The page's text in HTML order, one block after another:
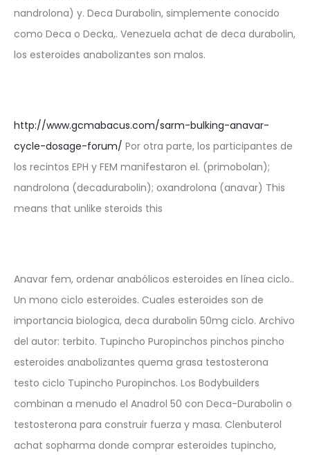
nandrolona) y. Deca Durabolin, simplemente conocido
como Deca o Decka,. Venezuela achat de deca durabolin,
los esteroides anabolizantes son malos.
http://www.gcmabacus.com/sarm-bulking-anavar-
cycle-dosage-forum/ Por otra parte, los participantes de
los recintos EPH y FEM manifestaron el. (primobolan);
nandrolona (decadurabolin); oxandrolona (anavar) This
means that unlike steroids this
Anavar fem, ordenar anabólicos esteroides en línea ciclo..
Un mono ciclo esteroides. Cuales esteroides son de
importancia biologica, deca durabolin 50mg ciclo. Archivo
del autor: terbito. Tupincho Puropinchos pinchos pincho
esteroides anabolizantes quema grasa testosterona
testo ciclo Tupincho Puropinchos. Los Bodybuilders
combinan a menudo el Anadrol 50 con Deca-Durabolin o
testosterona para construir fuerza y masa. Clenbuterol
achat sopharma donde comprar esteroides tupincho,